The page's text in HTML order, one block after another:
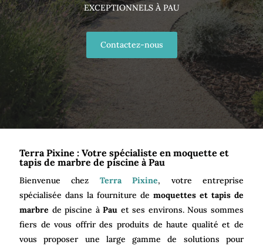
EXCEPTIONNELS À PAU
Contactez-nous
Terra Pixine : Votre spécialiste en moquette et
tapis de marbre de piscine à Pau
Bienvenue chez Terra Pixine, votre entreprise
spécialisée dans la fourniture de moquettes et tapis de
marbre de piscine àPau et ses environs. Nous sommes
fiers de vous offrir des produits de haute qualité et de
vous proposer une large gamme de solutions pour